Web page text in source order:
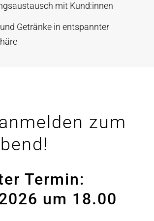
mit Kund:innen
Getränke in entspannter
zum
Termin:
um 18.00